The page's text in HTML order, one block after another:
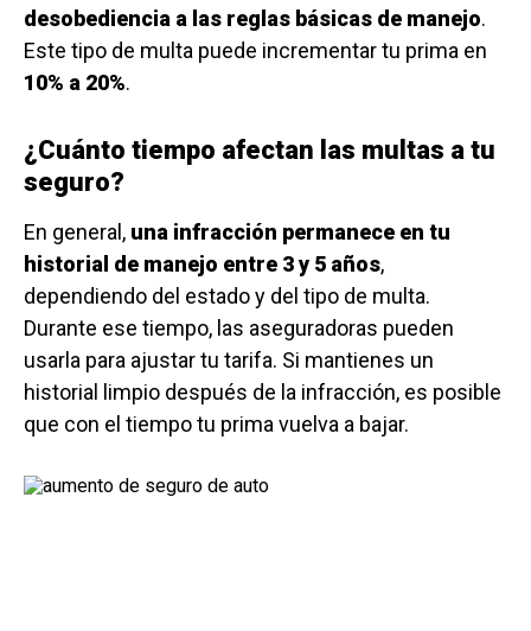
desobediencia a las reglas básicas de manejo.
Este tipo de multa puede incrementar tu prima en
10% a 20%.
¿Cuánto tiempo afectan las multas a tu
seguro?
En general, una infracción permanece en tu
historial de manejo entre 3 y 5 años,
dependiendo del estado y del tipo de multa.
Durante ese tiempo, las aseguradoras pueden
usarla para ajustar tu tarifa. Si mantienes un
historial limpio después de la infracción, es posible
que con el tiempo tu prima vuelva a bajar.